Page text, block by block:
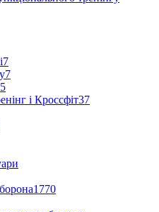
7
7
5
і Кроссфіт37
1770